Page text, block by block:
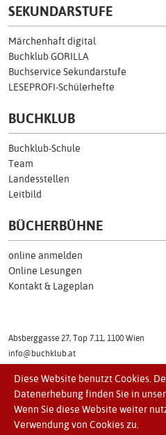
Diese Website benutzt Cookies.
Datenerhebung finden Sie in
Wenn Sie diese Website weiter
Verwendung von Cookies zu.
SEKUNDARSTUFE
Märchenhaft digital
Buchklub GORILLA
Buchservice Sekundarstufe
LESEPROFI-Schülerhefte
BUCHKLUB
Buchklub-Schule
Team
Landesstellen
Leitbild
BÜCHERBÜHNE
online anmelden
Online Lesungen
Kontakt & Lageplan
Absberggasse 27, Top 7.11, 1100 Wien
info@buchklub.at
KontaktImpressumPresse